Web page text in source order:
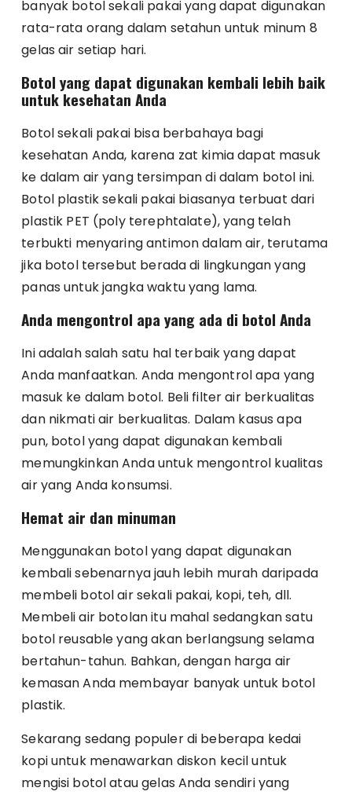
banyak botol sekali pakai yang dapat digunakan
rata-rata orang dalam setahun untuk minum 8
gelas air setiap hari.
Botol yang dapat digunakan kembali lebih baik
untuk kesehatan Anda
Botol sekali pakai bisa berbahaya bagi
kesehatan Anda, karena zat kimia dapat masuk
ke dalam air yang tersimpan di dalam botol ini.
Botol plastik sekali pakai biasanya terbuat dari
plastik PET (poly terephtalate), yang telah
terbukti menyaring antimon dalam air, terutama
jika botol tersebut berada di lingkungan yang
panas untuk jangka waktu yang lama.
Anda mengontrol apa yang ada di botol Anda
Ini adalah salah satu hal terbaik yang dapat
Anda manfaatkan. Anda mengontrol apa yang
masuk ke dalam botol. Beli filter air berkualitas
dan nikmati air berkualitas. Dalam kasus apa
pun, botol yang dapat digunakan kembali
memungkinkan Anda untuk mengontrol kualitas
air yang Anda konsumsi.
Hemat air dan minuman
Menggunakan botol yang dapat digunakan
kembali sebenarnya jauh lebih murah daripada
membeli botol air sekali pakai, kopi, teh, dll.
Membeli air botolan itu mahal sedangkan satu
botol reusable yang akan berlangsung selama
bertahun-tahun. Bahkan, dengan harga air
kemasan Anda membayar banyak untuk botol
plastik.
Sekarang sedang populer di beberapa kedai
kopi untuk menawarkan diskon kecil untuk
mengisi botol atau gelas Anda sendiri yang